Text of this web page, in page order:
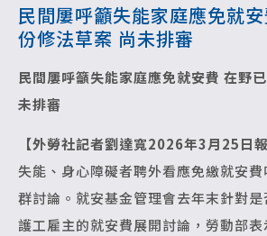
民間屢呼籲失能家庭應免就
份修法草案 尚未排審
民間屢呼籲失能家庭應免就安費 在野
未排審
【外勞社記者劉達寬2026年3月25日報
失能、身心障礙者聘外看應免繳就安
群討論。就安基金管理會去年末針對
護工雇主的就安費展開討論，勞動部